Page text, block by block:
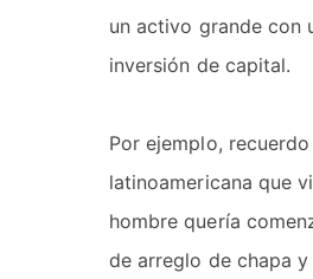
un activo grande con
inversión de capital.
Por ejemplo,
latinoamericana que
hombre quería
de arreglo de chapa